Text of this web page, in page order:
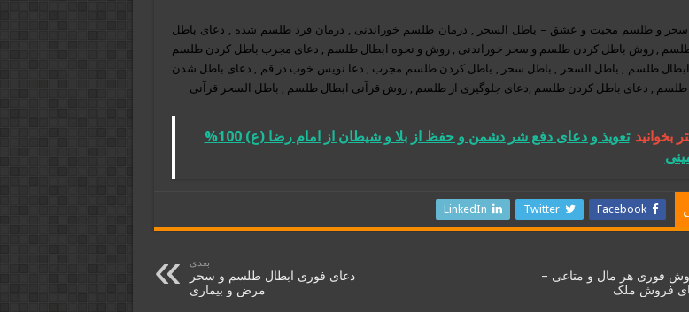
سحر و طلسم محبت و عشق – باطل السحر , درمان طلسم خوراندنی , درمان فرد طلسم شده , دعای باطل
,روش باطل کردن طلسم و سحر خوراندنی ,روش و نحوه ابطال طلسم , دعای مجرب باطل کردن طلسم
طلسم , باطل السحر , باطل سحر , باطل کردن طلسم مجرب , دعا نویس خوب در قم , دعای باطل شدن
, دعای باطل کردن طلسم ,دعای جلوگیری از طلسم , روش قرآنی ابطال طلسم , باطل السحر قرآنی
بخوانید
تعویذ و دعای دفع شر دشمن و حفظ از بلا و شیطان از امام رضا (ع) 100%
Facebook
Twitter
LinkedIn
فوری هر مال و متاعی –
فروش ملک
بعدی
دعای فوری ابطال طلسم و سحر
مرض و بیماری